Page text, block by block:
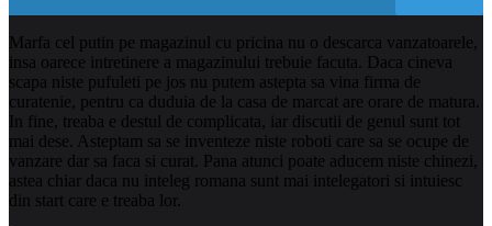
Marfa cel putin pe magazinul cu pricina nu o descarca vanzatoarele,
insa oarece intretinere a magazinului trebuie facuta. Daca cineva
scapa niste pufuleti pe jos nu putem astepta sa vina firma de
curatenie, pentru ca duduia de la casa de marcat are orare de matura.
In fine, treaba e destul de complicata, iar discutii de genul sunt tot
mai dese. Asteptam sa se inventeze niste roboti care sa se ocupe de
vanzare dar sa faca si curat. Pana atunci poate aducem niste chinezi,
astea chiar daca nu inteleg romana sunt mai intelegatori si intuiesc
din start care e treaba lor.